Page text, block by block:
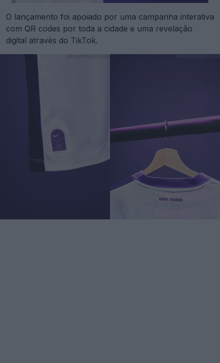
O lançamento foi apoiado por uma campanha interativa
com QR codes por toda a cidade e uma revelação
digital através do TikTok.